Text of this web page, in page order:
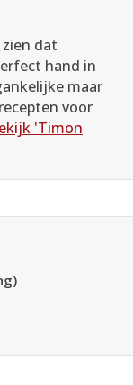
dat
hand in
maar
voor
'Timon